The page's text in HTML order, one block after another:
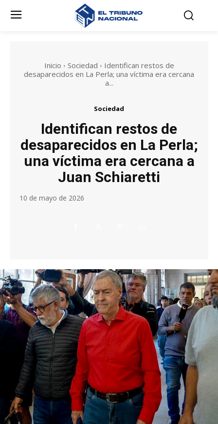
Inicio Sociedad
Identifican restos de
desaparecidos en La Perla; una víctima era cercana
a...
Sociedad
Identifican restos de
desaparecidos en La Perla;
una víctima era cercana a
Juan Schiaretti
10 de mayo de 2026